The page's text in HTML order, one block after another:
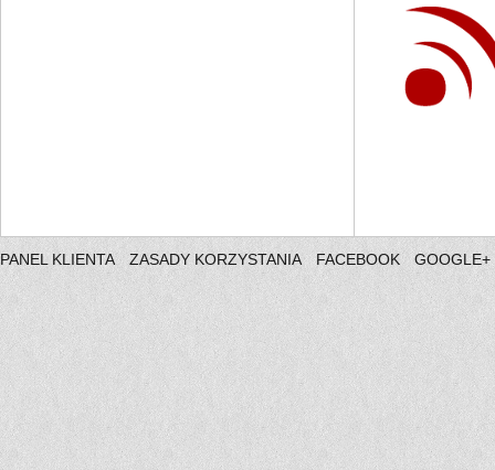
PANEL KLIENTA ZASADY KORZYSTANIA FACEBOOK GOOGLE+